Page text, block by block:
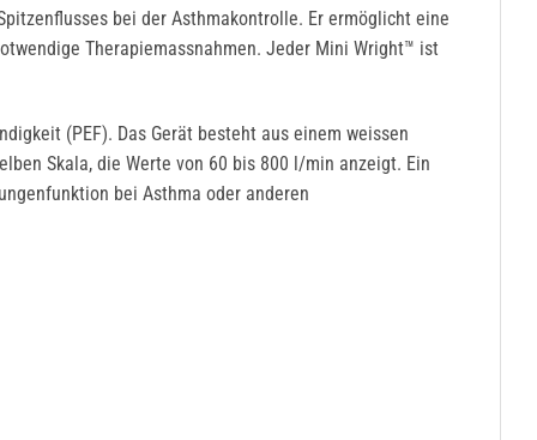
bei der Asthmakontrolle. Er ermöglicht eine
Therapiemassnahmen. Jeder Mini Wright™ ist
(PEF). Das Gerät besteht aus einem weissen
Skala, die Werte von 60 bis 800 l/min anzeigt. Ein
bei Asthma oder anderen